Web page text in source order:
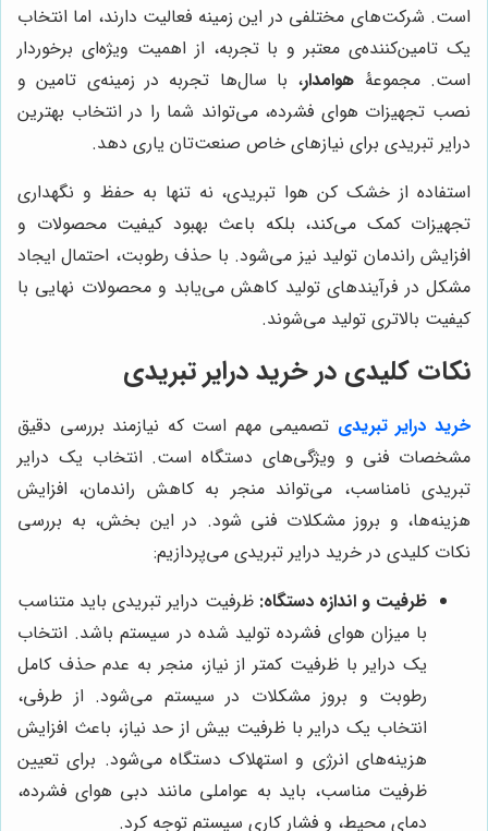
است. شرکت‌های مختلفی در این زمینه فعالیت دارند، اما انتخاب
یک تامین‌کننده‌ی معتبر و با تجربه، از اهمیت ویژه‌ای برخوردار
است. مجموعۀ هوامدار، با سال‌ها تجربه در زمینه‌ی تامین و
نصب تجهیزات هوای فشرده، می‌تواند شما را در انتخاب بهترین
درایر تبریدی برای نیازهای خاص صنعت‌تان یاری دهد.
استفاده از خشک کن هوا تبریدی، نه تنها به حفظ و نگهداری
تجهیزات کمک می‌کند، بلکه باعث بهبود کیفیت محصولات و
افزایش راندمان تولید نیز می‌شود. با حذف رطوبت، احتمال ایجاد
مشکل در فرآیندهای تولید کاهش می‌یابد و محصولات نهایی با
کیفیت بالاتری تولید می‌شوند.
نکات کلیدی در خرید درایر تبریدی
خرید درایر تبریدی تصمیمی مهم است که نیازمند بررسی دقیق
مشخصات فنی و ویژگی‌های دستگاه است. انتخاب یک درایر
تبریدی نامناسب، می‌تواند منجر به کاهش راندمان، افزایش
هزینه‌ها، و بروز مشکلات فنی شود. در این بخش، به بررسی
نکات کلیدی در خرید درایر تبریدی می‌پردازیم:
ظرفیت و اندازه دستگاه: ظرفیت درایر تبریدی باید متناسب
با میزان هوای فشرده تولید شده در سیستم باشد. انتخاب
یک درایر با ظرفیت کمتر از نیاز، منجر به عدم حذف کامل
رطوبت و بروز مشکلات در سیستم می‌شود. از طرفی،
انتخاب یک درایر با ظرفیت بیش از حد نیاز، باعث افزایش
هزینه‌های انرژی و استهلاک دستگاه می‌شود. برای تعیین
ظرفیت مناسب، باید به عواملی مانند دبی هوای فشرده،
دمای محیط، و فشار کاری سیستم توجه کرد.